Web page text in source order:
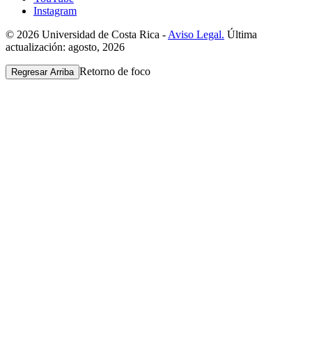
Instagram
© 2026 Universidad de Costa Rica - Aviso Legal. Última
actualización: agosto, 2026
Regresar Arriba Retorno de foco